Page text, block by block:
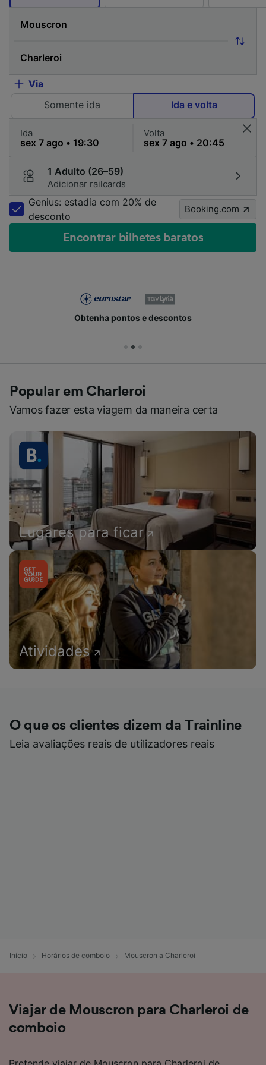
Via
Somente ida
Ida e volta
Ida Volta
1 Adulto (26–59)
Adicionar railcards
Genius: estadia com 20% de
desconto
Booking.com
Encontrar bilhetes baratos
Obtenha pontos e descontos
Popular em Charleroi
Vamos fazer esta viagem da maneira certa
Lugares para ficar
Atividades
O que os clientes dizem da Trainline
Leia avaliações reais de utilizadores reais
Início Horários de comboio Mouscron a Charleroi
Viajar de Mouscron para Charleroi de
comboio